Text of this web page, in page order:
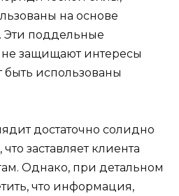
на основе
Эти поддельные
защищают интересы
быть использованы
достаточно солидно
заставляет клиента
Однако, при детальном
что информация,